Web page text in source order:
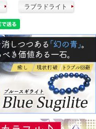
ラブラドライト